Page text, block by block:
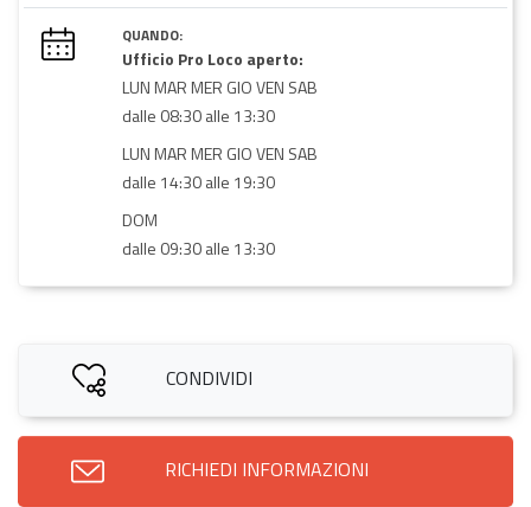
QUANDO:
Ufficio Pro Loco aperto:
LUN MAR MER GIO VEN SAB
dalle 08:30 alle 13:30
LUN MAR MER GIO VEN SAB
dalle 14:30 alle 19:30
DOM
dalle 09:30 alle 13:30
CONDIVIDI
RICHIEDI INFORMAZIONI